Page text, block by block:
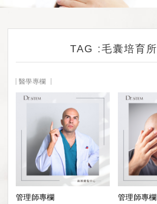
TAG :毛囊培育所
醫學專欄
管理師專欄
管理師專欄